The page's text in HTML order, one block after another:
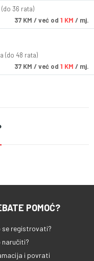
36 rata)
37 KM / već od 1 KM / mj.
(do 48 rata)
37 KM / već od 1 KM / mj.
POMOĆ?
se registrovati?
naručiti?
i povrati